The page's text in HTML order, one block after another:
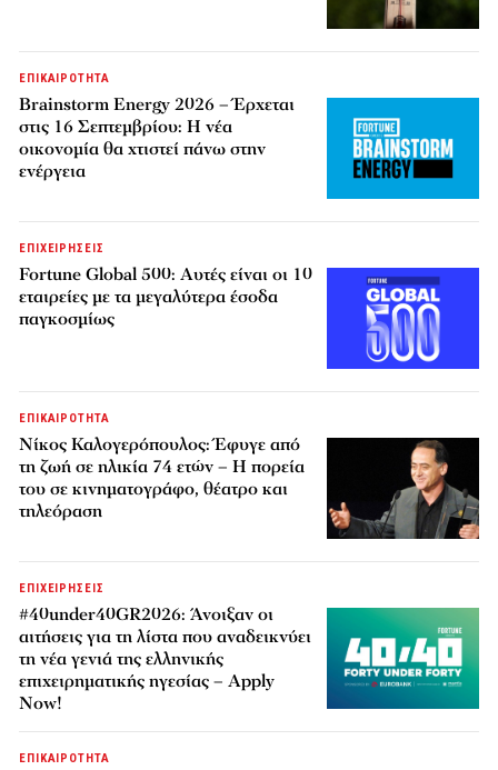
ΕΠΙΚΑΙΡΟΤΗΤΑ
Brainstorm Energy 2026 – Έρχεται
στις 16 Σεπτεμβρίου: Η νέα
οικονομία θα χτιστεί πάνω στην
ενέργεια
ΕΠΙΧΕΙΡΗΣΕΙΣ
Fortune Global 500: Αυτές είναι οι 10
εταιρείες με τα μεγαλύτερα έσοδα
παγκοσμίως
ΕΠΙΚΑΙΡΟΤΗΤΑ
Νίκος Καλογερόπουλος: Έφυγε από
τη ζωή σε ηλικία 74 ετών – Η πορεία
του σε κινηματογράφο, θέατρο και
τηλεόραση
ΕΠΙΧΕΙΡΗΣΕΙΣ
#40under40GR2026: Άνοιξαν οι
αιτήσεις για τη λίστα που αναδεικνύει
τη νέα γενιά της ελληνικής
επιχειρηματικής ηγεσίας – Apply
Now!
ΕΠΙΚΑΙΡΟΤΗΤΑ